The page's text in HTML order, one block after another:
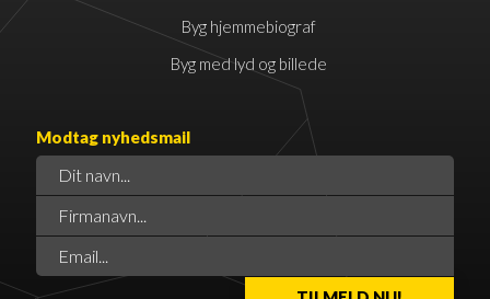
Byg hjemmebiograf
Byg med lyd og billede
Modtag nyhedsmail